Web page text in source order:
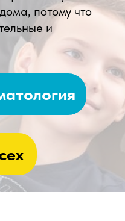
потому что
и